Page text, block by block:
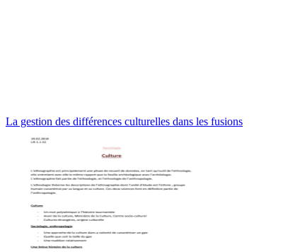
La gestion des différences culturelles dans les fusions